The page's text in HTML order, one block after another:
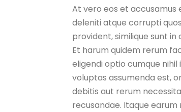
At vero eos et accusamus
deleniti atque corrupti
provident, similique sunt
Et harum quidem rerum
eligendi optio cumque
voluptas assumenda est,
debitis aut rerum
recusandae. Itaque